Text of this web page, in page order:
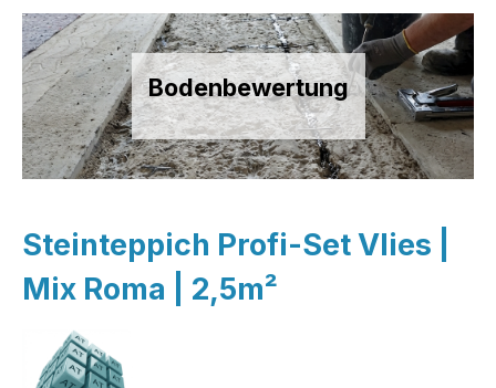
Bodenbewertung
Steinteppich Profi-Set Vlies |
Mix Roma | 2,5m²